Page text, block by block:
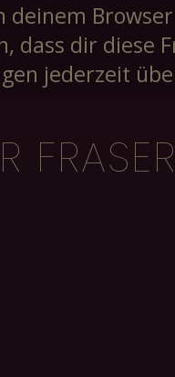
deinem
dass dir diese
jederzeit